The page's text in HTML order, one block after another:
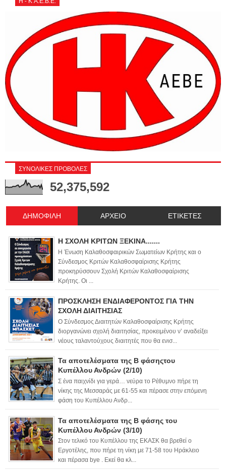
ΣΥΝΟΛΙΚΕΣ ΠΡΟΒΟΛΕΣ
52,375,592
ΔΗΜΟΦΙΛΗ ΑΡΧΕΙΟ ΕΤΙΚΕΤΕΣ
Η ΣΧΟΛΗ ΚΡΙΤΩΝ ΞΕΚΙΝΑ.......
Η Ένωση Καλαθοσφαιρικών Σωματείων Κρήτης και ο
Σύνδεσμος Κριτών Καλαθοσφαίρισης Κρήτης
προκηρύσσουν Σχολή Κριτών Καλαθοσφαίρισης
Κρήτης. Οι ...
ΠΡΟΣΚΛΗΣΗ ΕΝΔΙΑΦΕΡΟΝΤΟΣ ΓΙΑ ΤΗΝ
ΣΧΟΛΗ ΔΙΑΙΤΗΣΙΑΣ
Ο Σύνδεσμος Διαιτητών Καλαθοσφαίρισης Κρήτης
διοργανώνει σχολή διαιτησίας, προκειμένου ν’ αναδείξει
νέους ταλαντούχους διαιτητές που θα ενισ...
Τα αποτελέσματα της Β φάσηςτου
Κυπέλλου Ανδρών (2/10)
Σ ένα παιχνίδι για γερά… νεύρα το Ρέθυμνο πήρε τη
νίκης της Μεσσαράς με 61-55 και πέρασε στην επόμενη
φάση του Κυπέλλου Ανδρ...
Τα αποτελέσματα της Β φάσης του
Κυπέλλου Ανδρών (3/10)
Στον τελικό του Κυπέλλου της ΕΚΑΣΚ θα βρεθεί ο
Εργοτέλης, που πήρε τη νίκη με 71-58 του Ηράκλειο
και πέρασα bye . Εκεί θα κλ...